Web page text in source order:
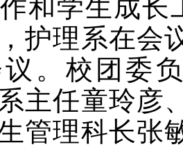
和学生成长
护理系在会
。校团委
主任童玲彦
管理科长张